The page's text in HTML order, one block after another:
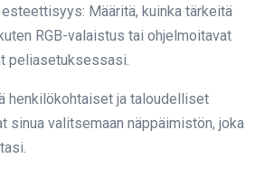
Määritä, kuinka tärkeitä
RGB-valaistus tai ohjelmoitavat
peliasetuksessasi.
henkilökohtaiset ja taloudelliset
sinua valitsemaan näppäimistön, joka